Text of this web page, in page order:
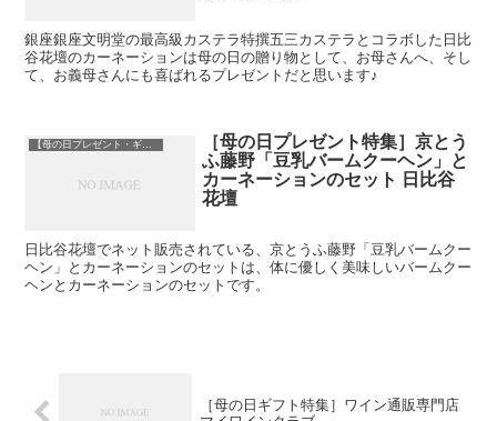
銀座銀座文明堂の最高級カステラ特撰五三カステラとコラボした日比
谷花壇のカーネーションは母の日の贈り物として、お母さんへ、そし
て、お義母さんにも喜ばれるプレゼントだと思います♪
【母の日プレゼント・ギフト特集】
［母の日プレゼント特集］京とう
ふ藤野「豆乳バームクーヘン」と
カーネーションのセット 日比谷
花壇
日比谷花壇でネット販売されている、京とうふ藤野「豆乳バームクー
ヘン」とカーネーションのセットは、体に優しく美味しいバームクー
ヘンとカーネーションのセットです。
［母の日ギフト特集］ワイン通販専門店